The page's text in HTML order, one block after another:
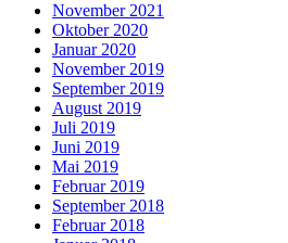
November 2021
Oktober 2020
Januar 2020
November 2019
September 2019
August 2019
Juli 2019
Juni 2019
Mai 2019
Februar 2019
September 2018
Februar 2018